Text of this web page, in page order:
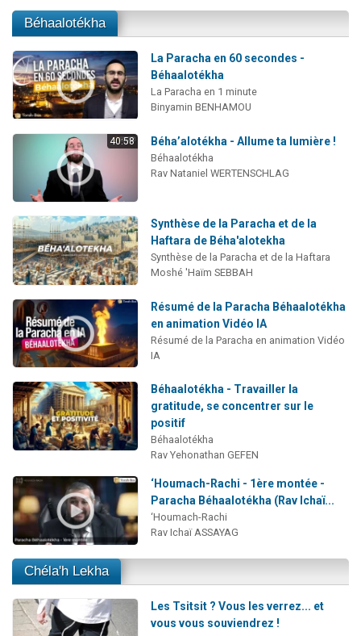
Béhaalotékha
La Paracha en 60 secondes -
Béhaalotékha
La Paracha en 1 minute
Binyamin BENHAMOU
40:58 Béha’alotékha - Allume ta lumière !
Béhaalotékha
Rav Nataniel WERTENSCHLAG
Synthèse de la Paracha et de la
Haftara de Béha'alotekha
Synthèse de la Paracha et de la Haftara
Moshé 'Haïm SEBBAH
Résumé de la Paracha Béhaalotékha
en animation Vidéo IA
Résumé de la Paracha en animation Vidéo
IA
Béhaalotékha - Travailler la
gratitude, se concentrer sur le
positif
Béhaalotékha
Rav Yehonathan GEFEN
‘Houmach-Rachi - 1ère montée -
Paracha Béhaalotékha (Rav Ichaï...
‘Houmach-Rachi
Rav Ichaï ASSAYAG
Chéla'h Lekha
Les Tsitsit ? Vous les verrez... et
vous vous souviendrez !